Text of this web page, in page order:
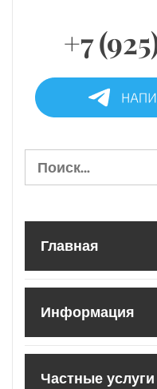
+7
Найти:
Главная
Информация
Частные